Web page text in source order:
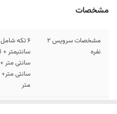
مشخصات
مشخصات سرویس 2
نفره
متر